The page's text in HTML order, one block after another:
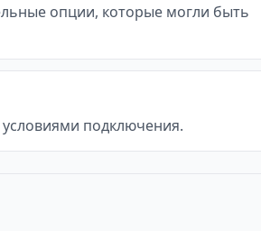
опции, которые могли быть
условиями подключения.